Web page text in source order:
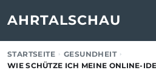
AHRTALSCHAU
STARTSEITE
GESUNDHEIT
WIE SCHÜTZE ICH MEINE ONLINE-